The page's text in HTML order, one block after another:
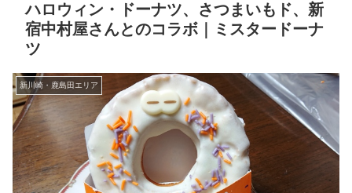
ハロウィン・ドーナツ、さつまいもド、新
宿中村屋さんとのコラボ｜ミスタードーナ
ツ
新川崎・鹿島田エリア